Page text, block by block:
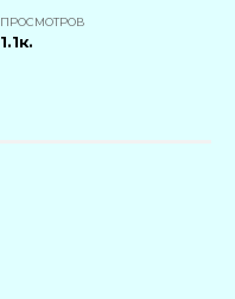
ПРОСМОТРОВ
1.1к.